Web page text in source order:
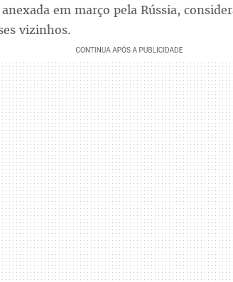
em março pela Rússia,
vizinhos.